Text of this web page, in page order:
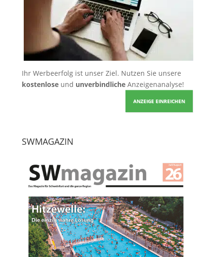
Ihr Werbeerfolg ist unser Ziel. Nutzen Sie unsere
kostenloseund unverbindlicheAnzeigenanalyse!
ANZEIGE EINREICHEN
SWMAGAZIN